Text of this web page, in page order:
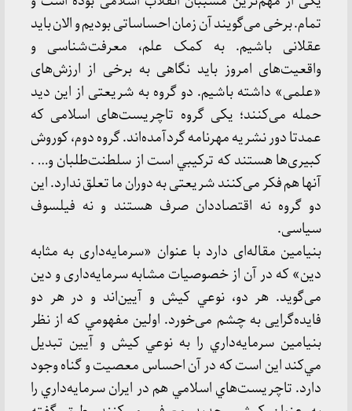
تمام. برخی می‌گویند آن زمان احساساتی بودیم و الان باید
عقلانی باشیم. به کمک علم، معرفت‌شناسی و
واقعیت‌های امروز باید نگاهی به برخی از ارزش‌های
«علمی» داشته باشیم. دو گروه به شریعتی از این دید
حمله می‌کنند؛ یکی گروه تاچریست‌های اسلامی که
عمدتا دور نشریه مهرنامه گردآمده‌اند. گروه دوم، کوروش
کبیری‌ها هستند كه تركيبي است از سلطنت‌طلبان و… .
آنها هم فکر می‌کنند شریعتی به دوران ما تعلق ندارد. این
دو گروه نه اقتصاددان صرف هستند و نه فیلسوف
سیاسی.
بنیامین مقاله‌ای دارد با عنوان «سرمایه‌داری به مثابه
دین» که در آن از خصوصیات مشابه سرمایه‌داری و دین
می‌گوید. هر دو، نوعي کیش و آیین‌اند و در هر دو
فایده‌گرایی به چشم می‌خورد. اولين مفهومي كه از نظر
بنيامين سرمايه‌داري را به نوعي كيش و آيين تبديل
مي‌كند اين است كه در آن احساس معصيت و گناه وجود
دارد. تاچريست‌هاي اسلامي هم در ايران سرمايه‌داري را